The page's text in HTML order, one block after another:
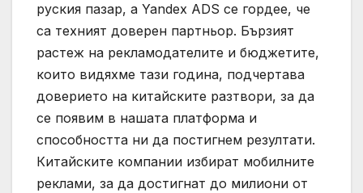
руския пазар, а Yandex ADS се гордее, че
са техният доверен партньор. Бързият
растеж на рекламодателите и бюджетите,
които видяхме тази година, подчертава
доверието на китайските разтвори, за да
се появим в нашата платформа и
способността ни да постигнем резултати.
Китайските компании избират мобилните
реклами, за да достигнат до милиони от